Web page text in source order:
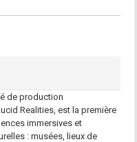
de production
Realities, est la première
immersives et
: musées, lieux de